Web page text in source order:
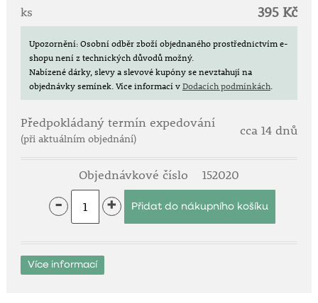
ks
395 Kč
Upozornění: Osobní odběr zboží objednaného prostřednictvím e-
shopu není z technických důvodů možný.
Nabízené dárky, slevy a slevové kupóny se nevztahují na
objednávky semínek.Více informací vDodacích podmínkách.
Předpokládaný termín expedování
(při aktuálním objednání)
cca 14 dnů
Objednávkové číslo 152020
- +
Více informací